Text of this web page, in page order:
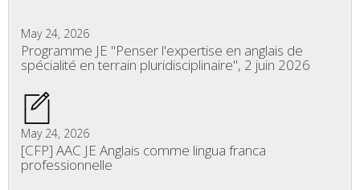
May 24, 2026
Programme JE "Penser l'expertise en anglais de
spécialité en terrain pluridisciplinaire", 2 juin 2026
May 24, 2026
[CFP] AAC JE Anglais comme lingua franca
professionnelle